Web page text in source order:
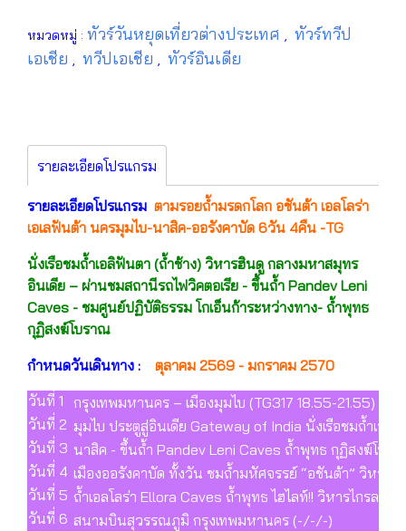
หมวดหมู่ : ทัวร์วันหยุดเที่ยวต่างประเทศ , ทัวร์ทวีป
เอเชีย , ทวีปเอเชีย , ทัวร์อินเดีย
รายละเอียดโปรแกรม
รายละเอียดโปรแกรม ตามรอยถ้ำมรดกโลก อชันต้า เอลโลร่า
เอเลฟันต้า นครมุมไบ-นาสิค-ออรังคาบัด 6วัน 4คืน -TG
นั่งเรือชมถ้ำเอลิฟันตา (ถ้ำช้าง) วิหารฮินดู กลางมหาสมุทร
อินเดีย – ผ่านชมสถานีรถไฟวิคตอเรีย - ขึ้นถ้ำ Pandev Leni
Caves - ชมศูนย์ปฏิบัติธรรม โกเอ็นก้าระหว่างทาง- ถ้ำพุทธ
กุฏิสงฆ์โบราณ
กำหนดวันเดินทาง :
ตุลาคม 2569 - มกราคม 2570
วันที่ 1 กรุงเทพมหานคร – เมืองมุมไบ (TG317 18.55-21.55)
วันที่ 2 มุมไบ ประตูสู่อินเดีย Gateway of India นั่งเรือชมถ้ำเอ
วันที่ 3 นาสิค - ขึ้นถ้ำ Pandev Leni Caves ถ้ำพุทธ กุฏิสงฆ์โบ
วันที่ 4 เมืองออรังคาบัด ทั้งวัน ชมถ้ำมหัศจรรย์ “อชันต้า” วิหาร
วันที่ 5 ถ้ำเอลโลร่า Ellora Caves ถ้ำพุทธ ไฮไลท์!! วิหารไกรล
วันที่ 6 สนามบินสุวรรณภูมิ กรุงเทพมหานคร (-/-/-)